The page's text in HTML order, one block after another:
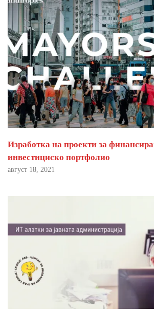
Изработка на проекти за
инвестициско портфолио
август 18, 2021